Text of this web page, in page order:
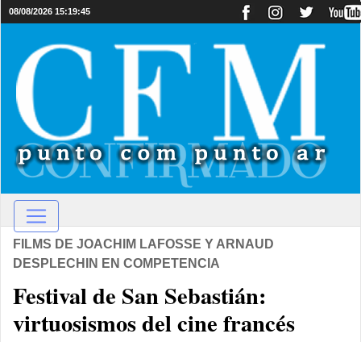
08/08/2026 15:19:45
FILMS DE JOACHIM LAFOSSE Y ARNAUD
DESPLECHIN EN COMPETENCIA
Festival de San Sebastián:
virtuosismos del cine francés